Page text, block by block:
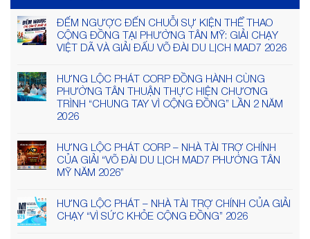
ĐẾM NGƯỢC ĐẾN CHUỖI SỰ KIỆN THỂ THAO
CỘNG ĐỒNG TẠI PHƯỜNG TÂN MỸ: GIẢI CHẠY
VIỆT DÃ VÀ GIẢI ĐẤU VÕ ĐÀI DU LỊCH MAD7 2026
HƯNG LỘC PHÁT CORP ĐỒNG HÀNH CÙNG
PHƯỜNG TÂN THUẬN THỰC HIỆN CHƯƠNG
TRÌNH “CHUNG TAY VÌ CỘNG ĐỒNG” LẦN 2 NĂM
2026
HƯNG LỘC PHÁT CORP – NHÀ TÀI TRỢ CHÍNH
CỦA GIẢI “VÕ ĐÀI DU LỊCH MAD7 PHƯỜNG TÂN
MỸ NĂM 2026”
HƯNG LỘC PHÁT – NHÀ TÀI TRỢ CHÍNH CỦA GIẢI
CHẠY “VÌ SỨC KHỎE CỘNG ĐỒNG” 2026